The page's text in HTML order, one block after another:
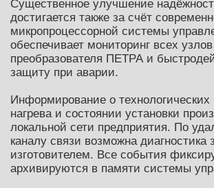
Существенное улучшение
достигается также за счёт
микропроцессорной системы
обеспечивает мониторинг всех узлов
преобразователя ПЕТРА и
защиту при аварии.
Информирование о технологических
нагрева и состоянии установки
локальной сети предприятия. По
каналу связи возможна диагностика
изготовителем. Все события
архивируются в памяти системы